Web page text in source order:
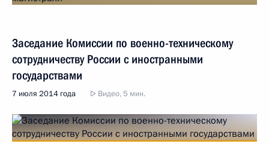
Заседание Комиссии по военно-техническому
сотрудничеству России с иностранными
государствами
7 июля 2014 года Видео, 5 мин.